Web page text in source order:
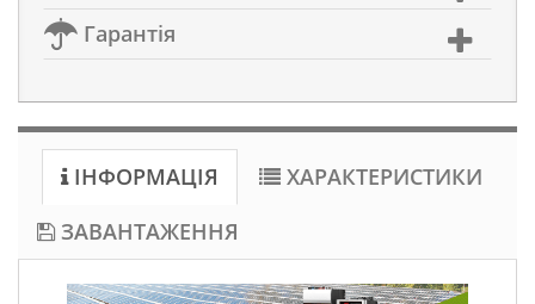
Гарантія
ІНФОРМАЦІЯ
ХАРАКТЕРИСТИКИ
ЗАВАНТАЖЕННЯ